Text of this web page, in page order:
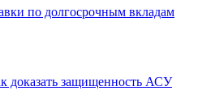
по долгосрочным вкладам
доказать защищенность АСУ